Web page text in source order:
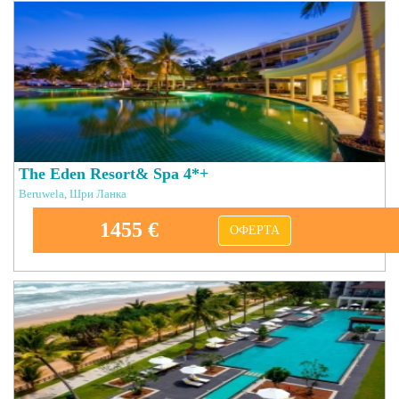
The Eden Resort& Spa 4*+
Beruwela, Шри Ланка
1455 € ОФЕРТА